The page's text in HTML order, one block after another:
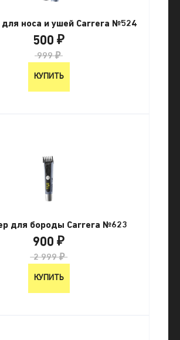
для носа и ушей Carrera №524
500 ₽
999 ₽
КУПИТЬ
для бороды Carrera №623
900 ₽
2 999 ₽
КУПИТЬ